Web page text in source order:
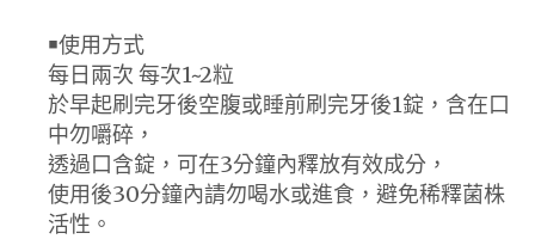
￭使用方式
每日兩次 每次1~2粒
於早起刷完牙後空腹或睡前刷完牙後1錠，含在口
中勿嚼碎，
透過口含錠，可在3分鐘內釋放有效成分，
使用後30分鐘內請勿喝水或進食，避免稀釋菌株
活性。